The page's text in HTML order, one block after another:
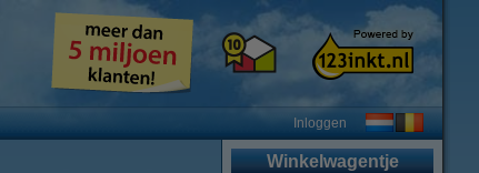
Inloggen
Winkelwagentje